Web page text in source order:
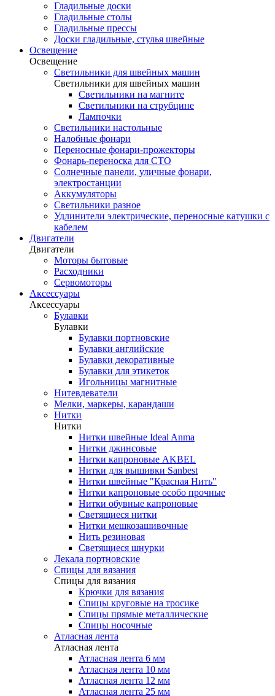
Гладильные доски
Гладильные столы
Гладильные прессы
Доски гладильные, стулья швейные
Освещение
Освещение
Светильники для швейных машин
Светильники для швейных машин
Светильники на магните
Светильники на струбцине
Лампочки
Светильники настольные
Налобные фонари
Переносные фонари-прожекторы
Фонарь-переноска для СТО
Солнечные панели, уличные фонари,
электростанции
Аккумуляторы
Светильники разное
Удлинители электрические, переносные катушки с
кабелем
Двигатели
Двигатели
Моторы бытовые
Расходники
Сервомоторы
Аксессуары
Аксессуары
Булавки
Булавки
Булавки портновские
Булавки английские
Булавки декоративные
Булавки для этикеток
Игольницы магнитные
Нитевдеватели
Мелки, маркеры, карандаши
Нитки
Нитки
Нитки швейные Ideal Anma
Нитки джинсовые
Нитки капроновые AKBEL
Нитки для вышивки Sanbest
Нитки швейные "Красная Нить"
Нитки капроновые особо прочные
Нитки обувные капроновые
Светящиеся нитки
Нитки мешкозашивочные
Нить резиновая
Светящиеся шнурки
Лекала портновские
Спицы для вязания
Спицы для вязания
Крючки для вязания
Спицы круговые на тросике
Спицы прямые металлические
Спицы носочные
Атласная лента
Атласная лента
Атласная лента 6 мм
Атласная лента 10 мм
Атласная лента 12 мм
Атласная лента 25 мм